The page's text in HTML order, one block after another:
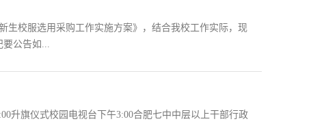
生校服选用采购工作实施方案》，结合我校工作实际，现
要公告如...
升旗仪式校园电视台下午3:00合肥七中中层以上干部行政